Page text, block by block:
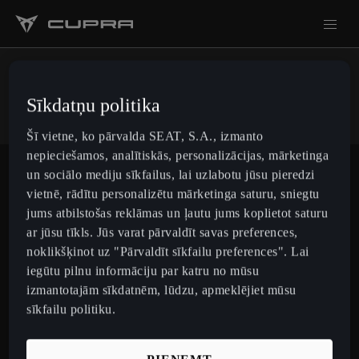
Kontakti
Sazinies ar mums
LatviaLatviešu
Modeļi
CUPRA Raval
Sīkdatņu politika
Šī vietne, ko pārvalda SEAT, S.A., izmanto
nepieciešamos, analītiskās, personalizācijas, mārketinga
un sociālo mediju sīkfailus, lai uzlabotu jūsu pieredzi
vietnē, rādītu personalizētu mārketinga saturu, sniegtu
jums atbilstošas reklāmas un ļautu jums koplietot saturu
ar jūsu tīkls. Jūs varat pārvaldīt savas preferences,
noklikšķinot uz "Pārvaldīt sīkfailu preferences". Lai
iegūtu pilnu informāciju par katru no mūsu
izmantotajām sīkdatnēm, lūdzu, apmeklējiet mūsu
sīkfailu politiku.